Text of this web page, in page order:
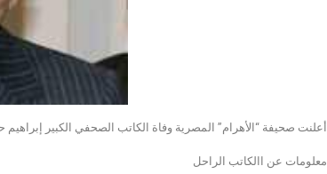
أعلنت صحيفة “الأهرام” المصرية وفاة الكاتب الصحفي الكبير
معلومات عن االكاتب الراحل